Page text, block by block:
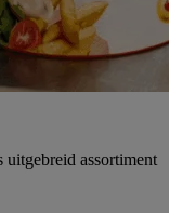
assortiment